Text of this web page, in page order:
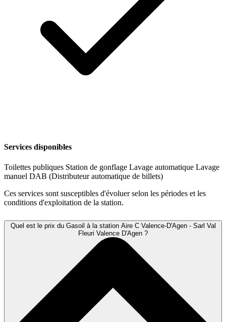
Services disponibles
Toilettes publiques Station de gonflage Lavage automatique Lavage
manuel DAB (Distributeur automatique de billets)
Ces services sont susceptibles d'évoluer selon les périodes et les
conditions d'exploitation de la station.
Quel est le prix du Gasoil à la station Aire C Valence-D'Agen - Sarl Val
Fleuri Valence D'Agen ?